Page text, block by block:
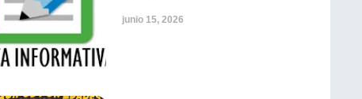
junio 15, 2026